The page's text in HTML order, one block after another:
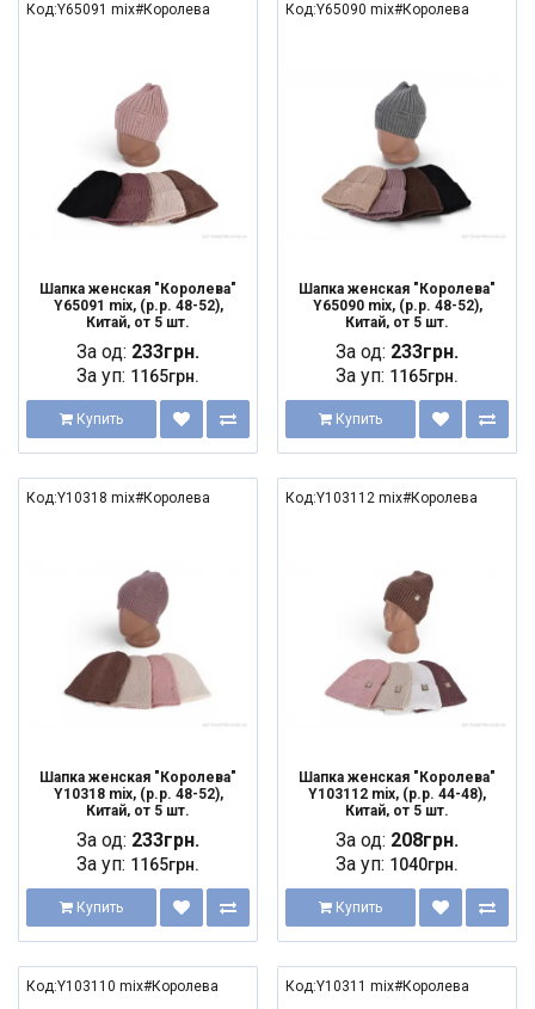
Код:Y65091 mix#Королева
Шапка женская "Королева"
Y65091 mix, (р.р. 48-52),
Китай, от 5 шт.
За од: 233грн.
За уп: 1165грн.
Купить
Код:Y65090 mix#Королева
Шапка женская "Королева"
Y65090 mix, (р.р. 48-52),
Китай, от 5 шт.
За од: 233грн.
За уп: 1165грн.
Купить
Код:Y10318 mix#Королева
Шапка женская "Королева"
Y10318 mix, (р.р. 48-52),
Китай, от 5 шт.
За од: 233грн.
За уп: 1165грн.
Купить
Код:Y103112 mix#Королева
Шапка женская "Королева"
Y103112 mix, (р.р. 44-48),
Китай, от 5 шт.
За од: 208грн.
За уп: 1040грн.
Купить
Код:Y103110 mix#Королева Код:Y10311 mix#Королева